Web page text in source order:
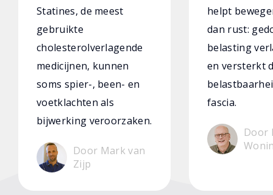
Statines, de meest
gebruikte
cholesterolverlagende
medicijnen, kunnen
soms spier-, been- en
voetklachten als
bijwerking veroorzaken.
Door Mark van
Zijp
helpt
dan rust:
belasting
en versterkt
fascia.
Door